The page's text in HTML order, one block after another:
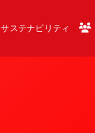
サステナビリティ